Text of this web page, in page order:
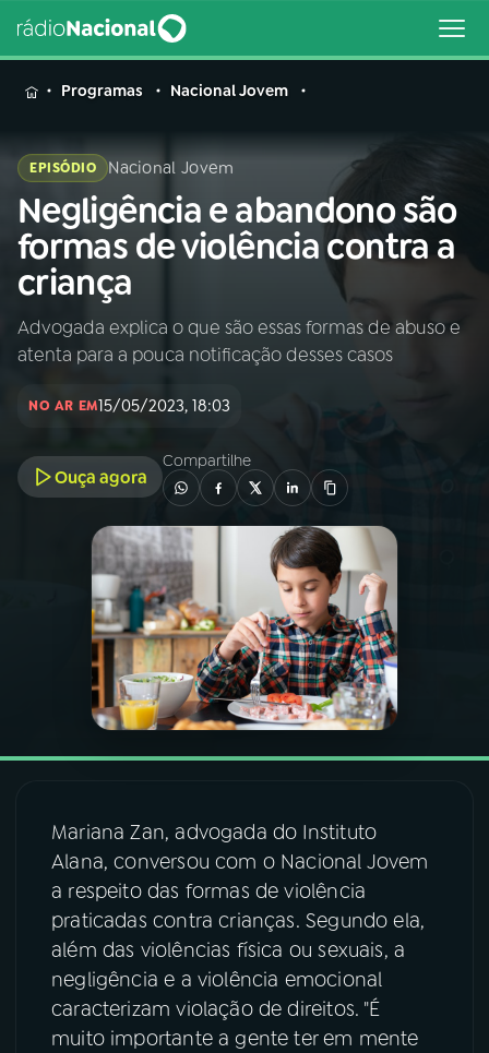
MENU
Buscar
na
Rádio
Nacional
Buscar
AO VIVO
INÍCIO
A RÁDIO
PROGRAMAÇÃO
PROGRAMAS
PODCASTS
06VIDEOCASTS
07ÚLTIMAS
08FESTIVAL DE MÚSICA
ACOMPANHE A RÁDIO NACIONAL
YouTube Facebook
Programas Nacional Jovem
EPISÓDIO Nacional Jovem
Negligência e abandono são
formas de violência contra a
criança
Advogada explica o que são essas formas de abuso e
atenta para a pouca notificação desses casos
NO AR EM15/05/2023, 18:03
Ouça agora
Compartilhe
Mariana Zan, advogada do Instituto
Alana, conversou com o Nacional Jovem
a respeito das formas de violência
praticadas contra crianças. Segundo ela,
além das violências física ou sexuais, a
negligência e a violência emocional
caracterizam violação de direitos. "É
muito importante a gente ter em mente